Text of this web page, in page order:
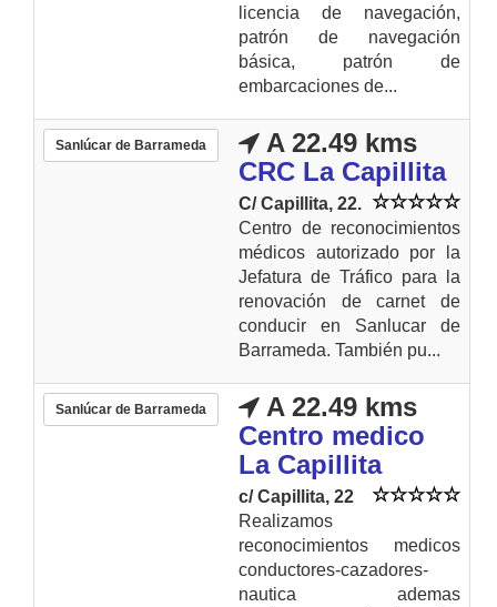
licencia de navegación,
patrón de navegación
básica, patrón de
embarcaciones de...
Sanlúcar de Barrameda
A 22.49 kms
CRC La Capillita
C/ Capillita, 22.
Centro de reconocimientos
médicos autorizado por la
Jefatura de Tráfico para la
renovación de carnet de
conducir en Sanlucar de
Barrameda. También pu...
Sanlúcar de Barrameda
A 22.49 kms
Centro medico
La Capillita
c/ Capillita, 22
Realizamos
reconocimientos medicos
conductores-cazadores-
nautica ademas